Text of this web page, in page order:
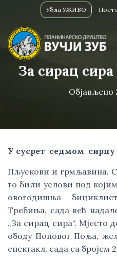
Убла УЖИВО
За сирац
Објављено
У сусрет  седмом  сирцу
Пљускови и грмљавина.
то били услови под
овогодишња
Требиња, сада већ
„За сирац сира“. Мјесто
ободу Поповог Поља,
спектакл, сада са бројем